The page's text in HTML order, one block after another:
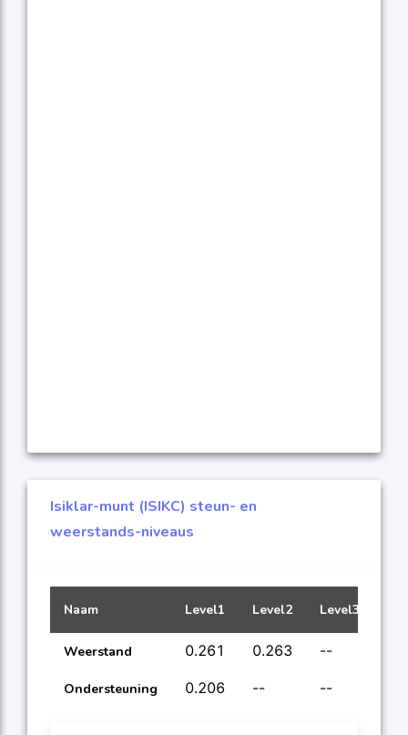
Isiklar-munt (ISIKC) steun- en
weerstands-niveaus
Naam Level1 Level2 Level3
Weerstand 0.261 0.263 --
Ondersteuning 0.206 -- --